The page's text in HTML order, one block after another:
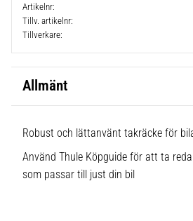
Artikelnr
Tillv. artikelnr
Tillverkare
Allmänt
Robust och lättanvänt takräcke för
Använd Thule Köpguide för att ta
som passar till just din bil